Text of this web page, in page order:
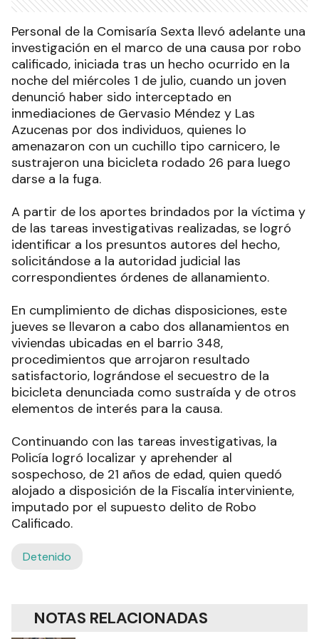
Personal de la Comisaría Sexta llevó adelante una
investigación en el marco de una causa por robo
calificado, iniciada tras un hecho ocurrido en la
noche del miércoles 1 de julio, cuando un joven
denunció haber sido interceptado en
inmediaciones de Gervasio Méndez y Las
Azucenas por dos individuos, quienes lo
amenazaron con un cuchillo tipo carnicero, le
sustrajeron una bicicleta rodado 26 para luego
darse a la fuga.
A partir de los aportes brindados por la víctima y
de las tareas investigativas realizadas, se logró
identificar a los presuntos autores del hecho,
solicitándose a la autoridad judicial las
correspondientes órdenes de allanamiento.
En cumplimiento de dichas disposiciones, este
jueves se llevaron a cabo dos allanamientos en
viviendas ubicadas en el barrio 348,
procedimientos que arrojaron resultado
satisfactorio, lográndose el secuestro de la
bicicleta denunciada como sustraída y de otros
elementos de interés para la causa.
Continuando con las tareas investigativas, la
Policía logró localizar y aprehender al
sospechoso, de 21 años de edad, quien quedó
alojado a disposición de la Fiscalía interviniente,
imputado por el supuesto delito de Robo
Calificado.
Detenido
NOTAS RELACIONADAS